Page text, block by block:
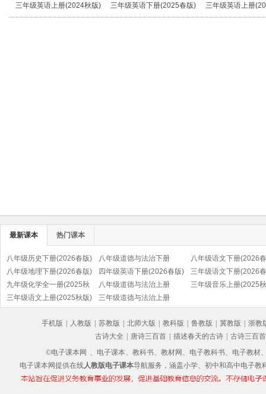
三年级英语上册(2024秋版)
(PEP)
三年级英语下册(2025春版)
(PEP)
三年级英语上册
(大同版)
最新课本 热门课本
八年级历史下册(2026春版)
(部编版)
八年级道德与法治下册
(2026春版)(部编版)
八年级语文下册(2026
(部编版)
八年级地理下册(2026春版)
四年级英语下册(2026春版)
(PEP)
三年级语文下册(2026
(部编版)
九年级化学全一册(2025秋
版)
八年级道德与法治上册
(2025秋版)(部编版)
三年级音乐上册(2025
三年级语文上册(2025秋版)
三年级道德与法治上册
手机版
人教版 苏教版 北师大版 教科版 鲁教版 冀教版
浙教
古诗大全
唐诗三百首 描述春天的古诗
古诗三百首
©电子课本网 、电子课本、教科书、教材网、电子教科书、电子教材
电子课本网提供在线人教版电子课本导航服务，涵盖小学、初中和高中电子